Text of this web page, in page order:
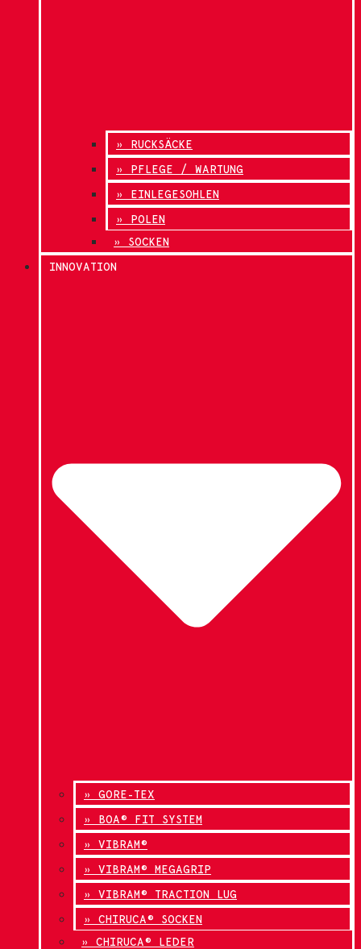
» RUCKSÄCKE
» PFLEGE / WARTUNG
» EINLEGESOHLEN
» POLEN
» SOCKEN
INNOVATION
» GORE-TEX
» BOA® FIT SYSTEM
» VIBRAM®
» VIBRAM® MEGAGRIP
» VIBRAM® TRACTION LUG
» CHIRUCA® SOCKEN
» CHIRUCA® LEDER